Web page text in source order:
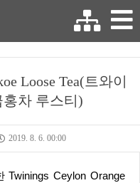
Loose Tea(트와이
차 루스티)
2019. 8. 6. 00:00